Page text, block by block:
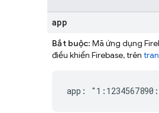
app
Bắt buộc: Mã ứng dụng
điều khiển Firebase, trên
app: